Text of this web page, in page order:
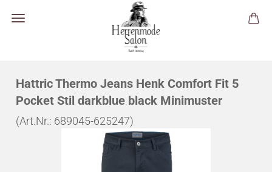
Hattric Thermo Jeans Henk Comfort Fit 5
Pocket Stil darkblue black Minimuster
(Art.Nr.: 689045-625247)